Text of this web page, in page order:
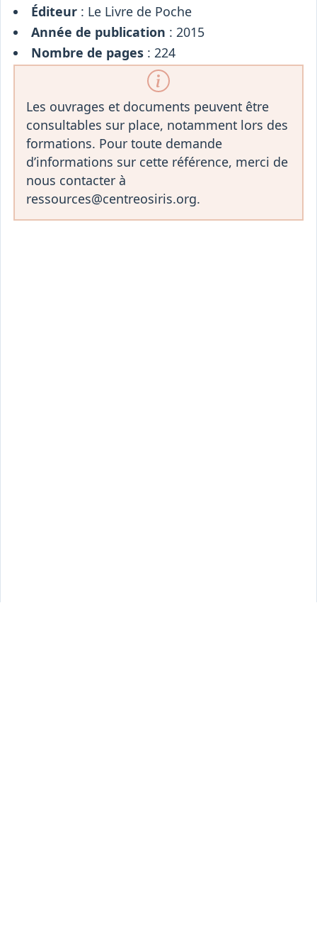
Éditeur: Le Livre de Poche
Année de publication : 2015
Nombre de pages: 224
Les ouvrages et documents peuvent être
consultables sur place, notamment lors des
formations. Pour toute demande
d’informations sur cette référence, merci de
nous contacter à
ressources@centreosiris.org.